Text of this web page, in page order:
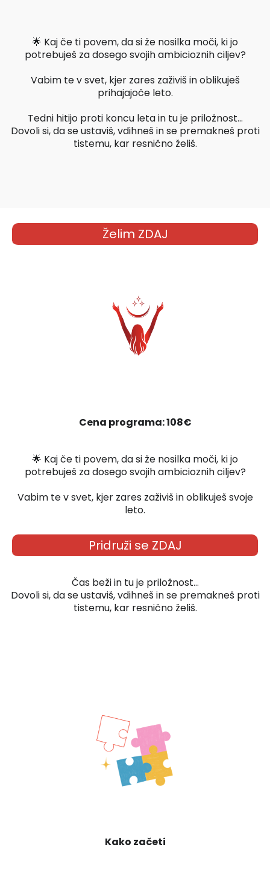
🌟 Kaj če ti povem, da si že nosilka moči, ki jo
potrebuješ za dosego svojih ambicioznih ciljev?
Vabim te v svet, kjer zares zaživiš in oblikuješ
prihajajoče leto.
Tedni hitijo proti koncu leta in tu je priložnost...
Dovoli si, da se ustaviš, vdihneš in se premakneš proti
tistemu, kar resnično želiš.
Želim ZDAJ
Cena programa: 108€
🌟 Kaj če ti povem, da si že nosilka moči, ki jo
potrebuješ za dosego svojih ambicioznih ciljev?
Vabim te v svet, kjer zares zaživiš in oblikuješ svoje
leto.
Pridruži se ZDAJ
Čas beži in tu je priložnost...
Dovoli si, da se ustaviš, vdihneš in se premakneš proti
tistemu, kar resnično želiš.
Kako začeti